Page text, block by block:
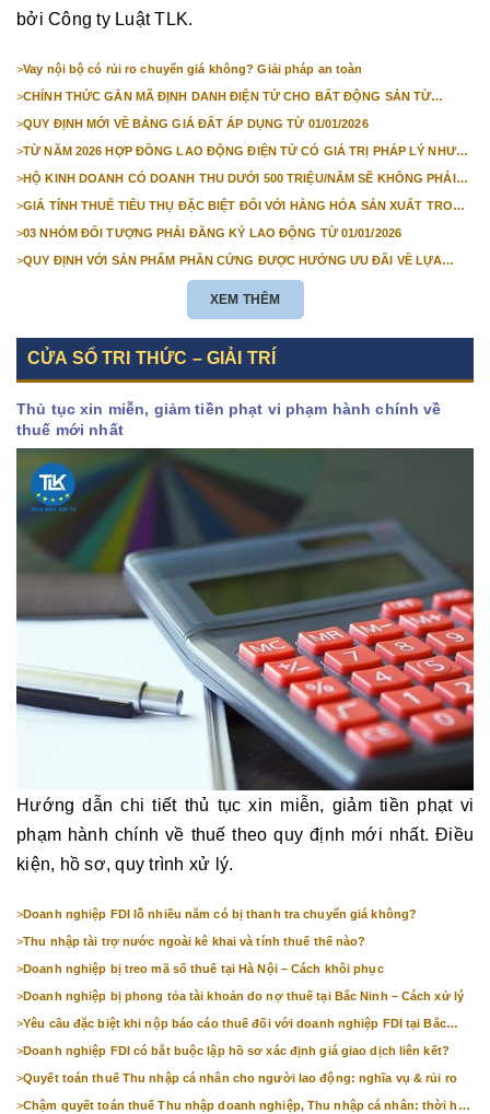
bởi Công ty Luật TLK.
>Vay nội bộ có rủi ro chuyển giá không? Giải pháp an toàn
>CHÍNH THỨC GẮN MÃ ĐỊNH DANH ĐIỆN TỬ CHO BẤT ĐỘNG SẢN TỪ
>QUY ĐỊNH MỚI VỀ BẢNG GIÁ ĐẤT ÁP DỤNG TỪ 01/01/2026
>TỪ NĂM 2026 HỢP ĐỒNG LAO ĐỘNG ĐIỆN TỬ CÓ GIÁ TRỊ PHÁP LÝ NHƯ
>HỘ KINH DOANH CÓ DOANH THU DƯỚI 500 TRIỆU/NĂM SẼ KHÔNG PHẢI
>GIÁ TÍNH THUẾ TIÊU THỤ ĐẶC BIỆT ĐỐI VỚI HÀNG HÓA SẢN XUẤT TRONG
>03 NHÓM ĐỐI TƯỢNG PHẢI ĐĂNG KÝ LAO ĐỘNG TỪ 01/01/2026
>QUY ĐỊNH VỚI SẢN PHẨM PHẦN CỨNG ĐƯỢC HƯỞNG ƯU ĐÃI VỀ LỰA
XEM THÊM
CỬA SỔ TRI THỨC – GIẢI TRÍ
Thủ tục xin miễn, giảm tiền phạt vi phạm hành chính về
thuế mới nhất
Hướng dẫn chi tiết thủ tục xin miễn, giảm tiền phạt vi
phạm hành chính về thuế theo quy định mới nhất. Điều
kiện, hồ sơ, quy trình xử lý.
>Doanh nghiệp FDI lỗ nhiều năm có bị thanh tra chuyển giá không?
>Thu nhập tài trợ nước ngoài kê khai và tính thuế thế nào?
>Doanh nghiệp bị treo mã số thuế tại Hà Nội – Cách khôi phục
>Doanh nghiệp bị phong tỏa tài khoản do nợ thuế tại Bắc Ninh – Cách xử lý
>Yêu cầu đặc biệt khi nộp báo cáo thuế đối với doanh nghiệp FDI tại Bắc
>Doanh nghiệp FDI có bắt buộc lập hồ sơ xác định giá giao dịch liên kết?
>Quyết toán thuế Thu nhập cá nhân cho người lao động: nghĩa vụ & rủi ro
>Chậm quyết toán thuế Thu nhập doanh nghiệp, Thu nhập cá nhân: thời hạn